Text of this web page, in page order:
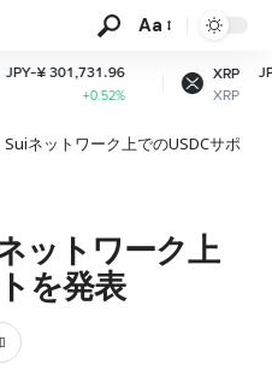
Aa
XRP
XRP
JPY-¥ 162.59
+0.02%
ネットワーク上でのUSDCサポ
ットワーク上
を発表